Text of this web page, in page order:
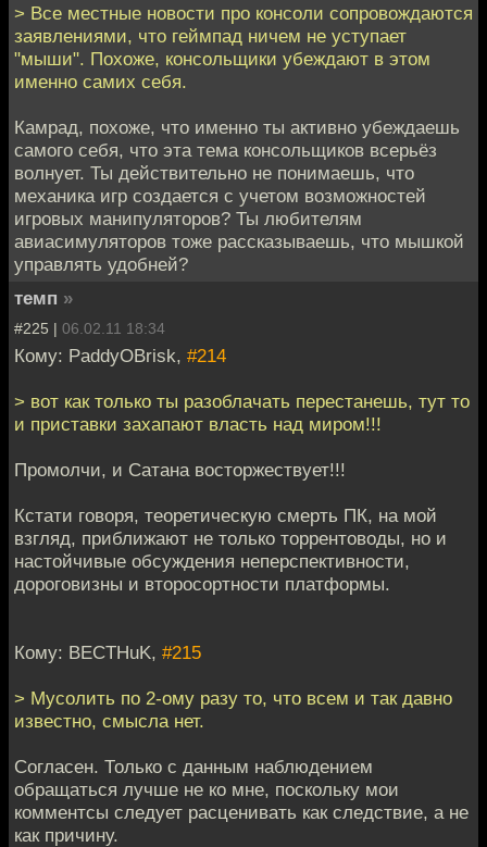
> Все местные новости про консоли сопровождаются
заявлениями, что геймпад ничем не уступает
"мыши". Похоже, консольщики убеждают в этом
именно самих себя.
Камрад, похоже, что именно ты активно убеждаешь
самого себя, что эта тема консольщиков всерьёз
волнует. Ты действительно не понимаешь, что
механика игр создается с учетом возможностей
игровых манипуляторов? Ты любителям
авиасимуляторов тоже рассказываешь, что мышкой
управлять удобней?
темп »
#225 | 06.02.11 18:34
Кому: PaddyOBrisk, #214
> вот как только ты разоблачать перестанешь, тут то
и приставки захапают власть над миром!!!
Промолчи, и Сатана восторжествует!!!
Кстати говоря, теоретическую смерть ПК, на мой
взгляд, приближают не только торрентоводы, но и
настойчивые обсуждения неперспективности,
дороговизны и второсортности платформы.
Кому: BECTHuK, #215
> Мусолить по 2-ому разу то, что всем и так давно
известно, смысла нет.
Согласен. Только с данным наблюдением
обращаться лучше не ко мне, поскольку мои
комментсы следует расценивать как следствие, а не
как причину.